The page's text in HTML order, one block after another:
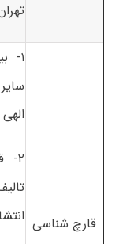
قارچ شناسی
۱-
۲-